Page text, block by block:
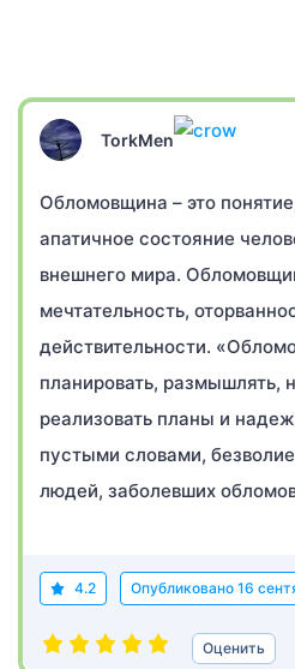
TorkMen
Обломовщина – это
апатичное состояние
внешнего мира.
мечтательность,
действительности.
планировать, размышлять,
реализовать планы и
пустыми словами,
людей, заболевших
4.2 Опубликовано 16
Оценить